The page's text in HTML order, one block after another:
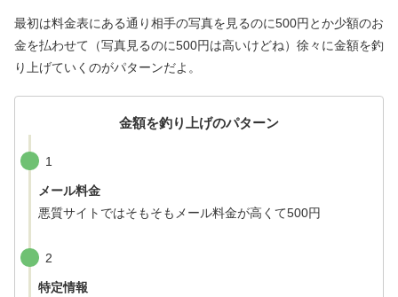
最初は料金表にある通り相手の写真を見るのに500円とか少額のお
金を払わせて（写真見るのに500円は高いけどね）徐々に金額を釣
り上げていくのがパターンだよ。
金額を釣り上げのパターン
1
メール料金
悪質サイトではそもそもメール料金が高くて500円
2
特定情報